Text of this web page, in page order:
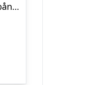
Shimmer ‘N Sparkle Armbåndsur-sæt – i-Time